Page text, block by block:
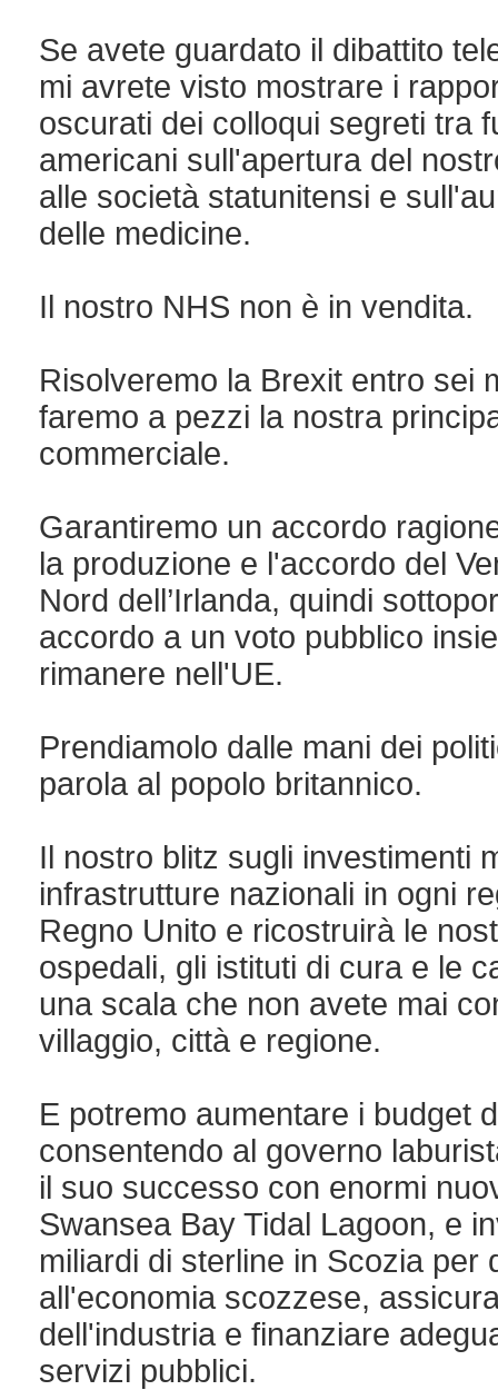
Se avete guardato il dibattito
mi avrete visto mostrare i
oscurati dei colloqui segreti tra
americani sull'apertura del
alle società statunitensi e
delle medicine.
Il nostro NHS non è in vendita.
Risolveremo la Brexit entro sei
faremo a pezzi la nostra
commerciale.
Garantiremo un accordo
la produzione e l'accordo del
Nord dell’Irlanda, quindi
accordo a un voto pubblico
rimanere nell'UE.
Prendiamolo dalle mani dei
parola al popolo britannico.
Il nostro blitz sugli investimenti
infrastrutture nazionali in ogni
Regno Unito e ricostruirà le
ospedali, gli istituti di cura e le
una scala che non avete mai
villaggio, città e regione.
E potremo aumentare i budget
consentendo al governo
il suo successo con enormi
Swansea Bay Tidal Lagoon, e
miliardi di sterline in Scozia per
all'economia scozzese,
dell'industria e finanziare
servizi pubblici.